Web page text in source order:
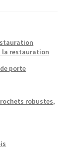
la restauration
porte
robustes,